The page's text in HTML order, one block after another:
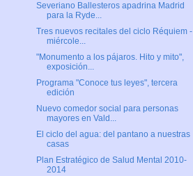
Severiano Ballesteros apadrina Madrid
para la Ryde...
Tres nuevos recitales del ciclo Réquiem -
miércole...
"Monumento a los pájaros. Hito y mito",
exposición...
Programa "Conoce tus leyes", tercera
edición
Nuevo comedor social para personas
mayores en Vald...
El ciclo del agua: del pantano a nuestras
casas
Plan Estratégico de Salud Mental 2010-
2014